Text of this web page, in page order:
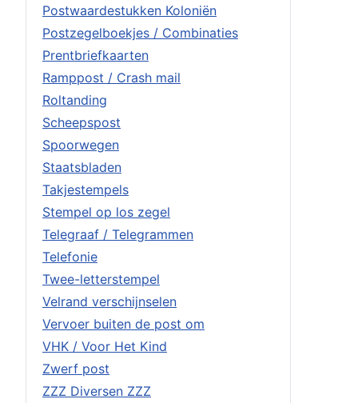
Postwaardestukken Koloniën
Postzegelboekjes / Combinaties
Prentbriefkaarten
Ramppost / Crash mail
Roltanding
Scheepspost
Spoorwegen
Staatsbladen
Takjestempels
Stempel op los zegel
Telegraaf / Telegrammen
Telefonie
Twee-letterstempel
Velrand verschijnselen
Vervoer buiten de post om
VHK / Voor Het Kind
Zwerf post
ZZZ Diversen ZZZ